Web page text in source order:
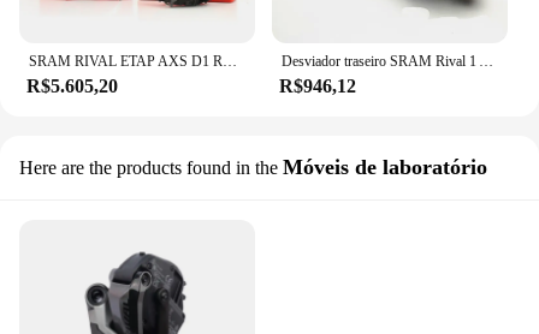
SRAM RIVAL ETAP AXS D1 RD 2x12 Velocidade Road Bike Eletrônico Frente & Traseiro Desviador Da Bicicleta Parte
R$5.605,20
Desviador traseiro SRAM Rival 1 A SRAM 1x dedicado™Desviador traseiro projetado para ação suave e confiável deslocamento
R$946,12
Here are the products found in the Móveis de laboratório